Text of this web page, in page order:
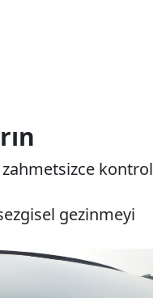
zahmetsizce kontrol
gezinmeyi